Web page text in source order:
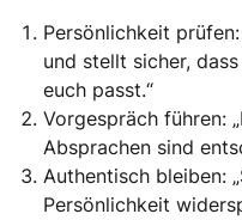
Persönlichkeit
und stellt sicher,
euch passt.“
Vorgespräch führen:
Absprachen sind
Authentisch bleiben:
Persönlichkeit